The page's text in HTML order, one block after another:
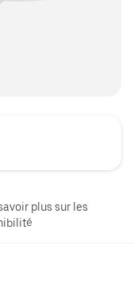
plus sur les